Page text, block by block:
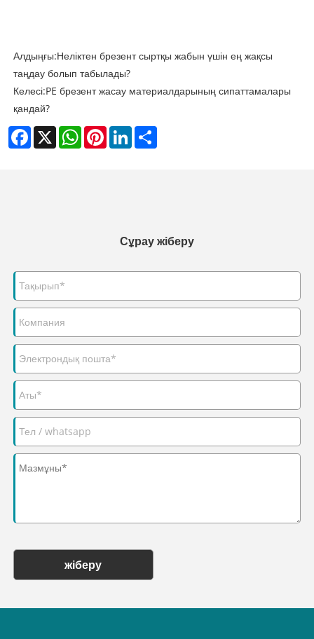
Алдыңғы:Неліктен брезент сыртқы жабын үшін ең жақсы
таңдау болып табылады?
Келесі:PE брезент жасау материалдарының сипаттамалары
қандай?
Facebook
X WhatsAppPinterestLinkedIn
Сұрау жіберу
жіберу